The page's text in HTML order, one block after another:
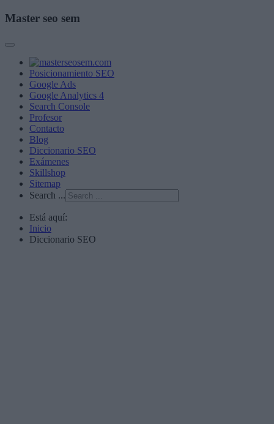
Master seo sem
Posicionamiento SEO
Google Ads
Google Analytics 4
Search Console
Profesor
Contacto
Blog
Diccionario SEO
Exámenes
Skillshop
Sitemap
Search ...
Está aquí:
Inicio
Diccionario SEO